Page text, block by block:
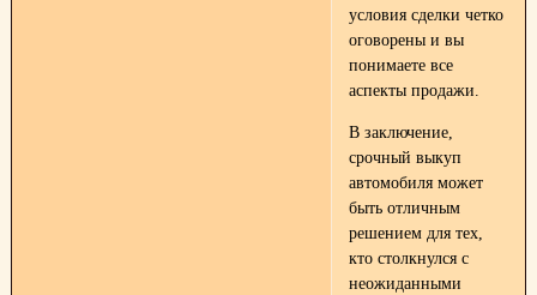
условия сделки четко
оговорены и вы
понимаете все
аспекты продажи.
В заключение,
срочный выкуп
автомобиля может
быть отличным
решением для тех,
кто столкнулся с
неожиданными